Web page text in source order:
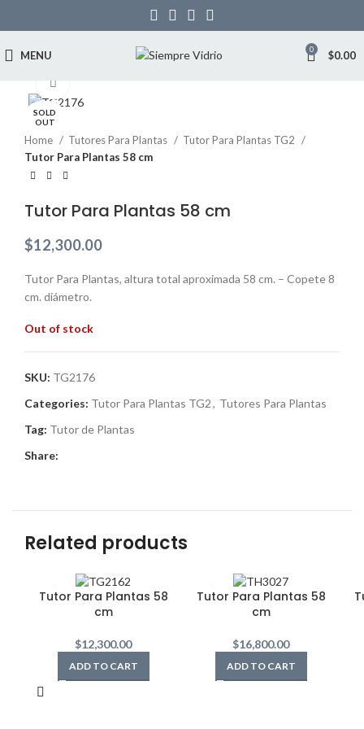
MENU 0 $0.00
SOLD
OUT
Home Tutores Para Plantas
Tutor Para Plantas TG2
Tutor Para Plantas 58 cm
Tutor Para Plantas 58 cm
$12,300.00
Tutor Para Plantas, altura total aproximada 58 cm. – Copete 8
cm. diámetro.
Out of stock
SKU: TG2176
Categories: Tutor Para Plantas TG2, Tutores Para Plantas
Tag: Tutor de Plantas
Share:
Related products
Tutor Para Plantas 58
cm
$12,300.00
ADD TO CART
Tutor Para Plantas 58
cm
$16,800.00
ADD TO CART